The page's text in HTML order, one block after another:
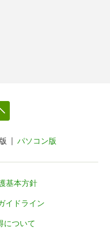
パソコン版
基本方針
イドライン
について